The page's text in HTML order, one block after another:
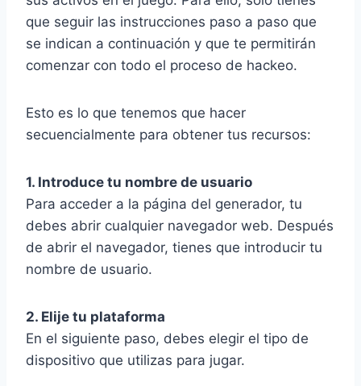
que seguir las instrucciones paso a paso que
se indican a continuación y que te permitirán
comenzar con todo el proceso de hackeo.
Esto es lo que tenemos que hacer
secuencialmente para obtener tus recursos:
1. Introduce tu nombre de usuario
Para acceder a la página del generador, tu
debes abrir cualquier navegador web. Después
de abrir el navegador, tienes que introducir tu
nombre de usuario.
2. Elije tu plataforma
En el siguiente paso, debes elegir el tipo de
dispositivo que utilizas para jugar.